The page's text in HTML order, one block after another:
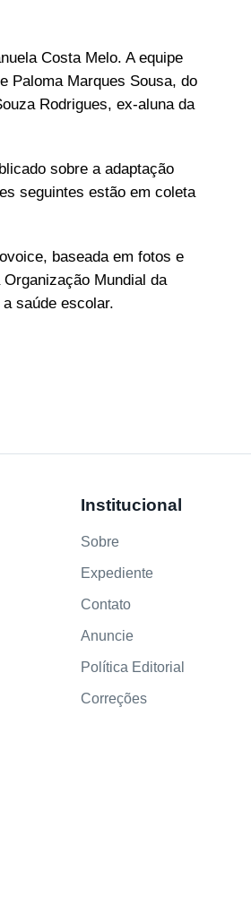
Costa Melo. A equipe
Paloma Marques Sousa, do
Rodrigues, ex-aluna da
sobre a adaptação
seguintes estão em coleta
baseada em fotos e
Mundial da
saúde escolar.
Institucional
Sobre
Expediente
Contato
Anuncie
Política Editorial
Correções